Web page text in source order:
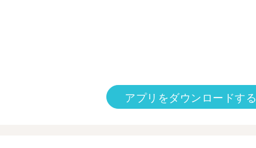
アプリをダウンロードする